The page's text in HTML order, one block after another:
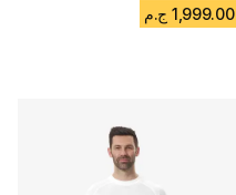
1,999.00 ج.م